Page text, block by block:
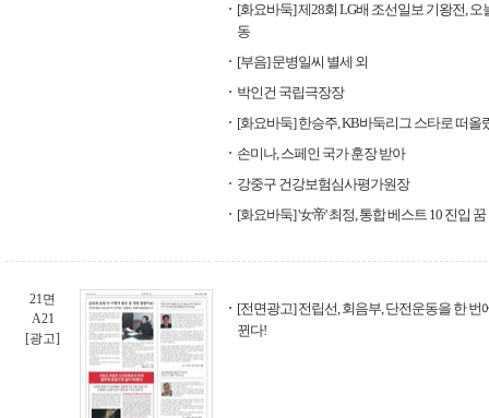
[화요바둑] 제28회 LG배 조선일보 기왕전,
동
[부음] 문병일씨 별세 외
박인건 국립극장장
[화요바둑] 한승주, KB바둑리그 스타로 떠올
손미나, 스페인 국가 훈장 받아
강중구 건강보험심사평가원장
[화요바둑] '女帝' 최정, 통합 베스트 10 진입
21면
A21
[광고]
[전면광고] 전립선, 회음부, 단전운동을 한 번
뀐다!